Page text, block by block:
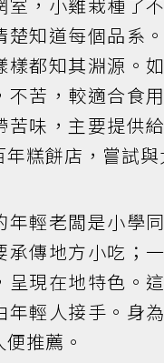
楚知道每個品系
樣都知其淵源。
不苦，較適合食
苦味，主要提供
糕餅店，嘗試與
年輕老闆是小學
承傳地方小吃；
呈現在地特色。
年輕人接手。身
推薦。